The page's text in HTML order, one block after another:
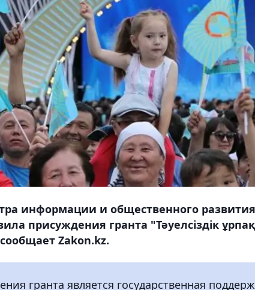
информации и общественного развития
присуждения гранта "Тәуелсіздік
Zakon.kz.
гранта является государственная